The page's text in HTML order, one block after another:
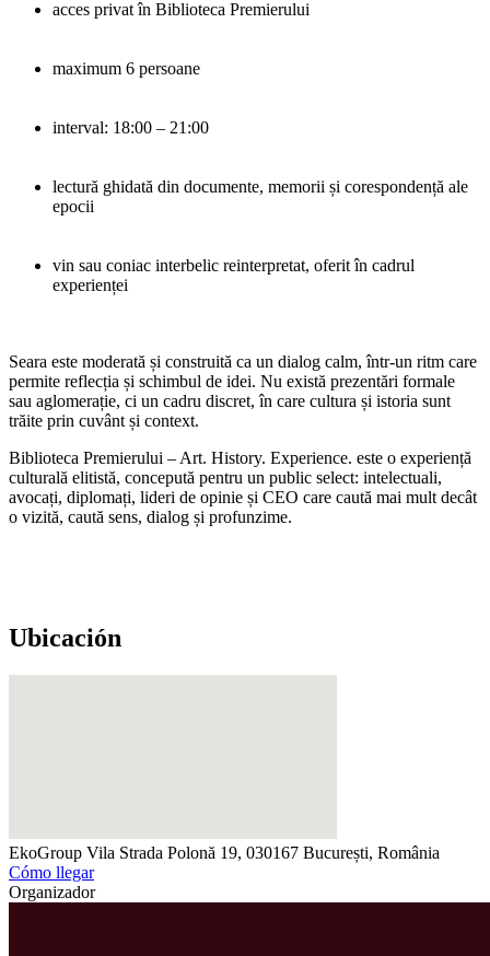
acces privat în Biblioteca Premierului
maximum 6 persoane
interval: 18:00 – 21:00
lectură ghidată din documente, memorii și corespondență ale
epocii
vin sau coniac interbelic reinterpretat, oferit în cadrul
experienței
Seara este moderată și construită ca un dialog calm, într-un ritm care
permite reflecția și schimbul de idei. Nu există prezentări formale
sau aglomerație, ci un cadru discret, în care cultura și istoria sunt
trăite prin cuvânt și context.
Biblioteca Premierului – Art. History. Experience. este o experiență
culturală elitistă, concepută pentru un public select: intelectuali,
avocați, diplomați, lideri de opinie și CEO care caută mai mult decât
o vizită, caută sens, dialog și profunzime.
Ubicación
EkoGroup Vila Strada Polonă 19, 030167 București, România
Cómo llegar
Organizador